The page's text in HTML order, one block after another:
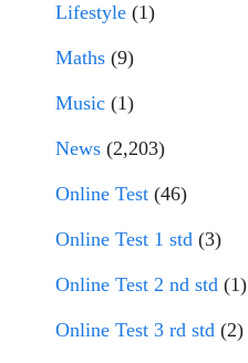
Lifestyle (1)
Maths (9)
Music (1)
News (2,203)
Online Test (46)
Online Test 1 std (3)
Online Test 2 nd std (1)
Online Test 3 rd std (2)